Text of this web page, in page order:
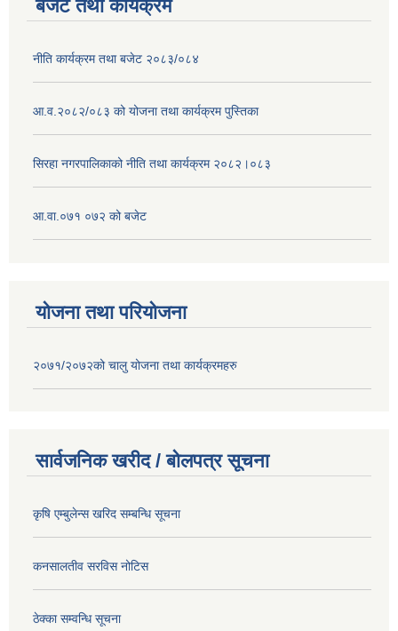
बजेट तथा कार्यक्रम
नीति कार्यक्रम तथा बजेट २०८३/०८४
आ.व.२०८२/०८३ को योजना तथा कार्यक्रम पुस्तिका
सिरहा नगरपालिकाको नीति तथा कार्यक्रम २०८२।०८३
आ.वा.०७१ ०७२ को बजेट
योजना तथा परियोजना
२०७१/२०७२को चालु योजना तथा कार्यक्रमहरु
सार्वजनिक खरीद / बोलपत्र सूचना
कृषि एम्बुलेन्स खरिद सम्बन्धि सूचना
कनसालतीव सरविस नोटिस
ठेक्का सम्वन्धि सूचना